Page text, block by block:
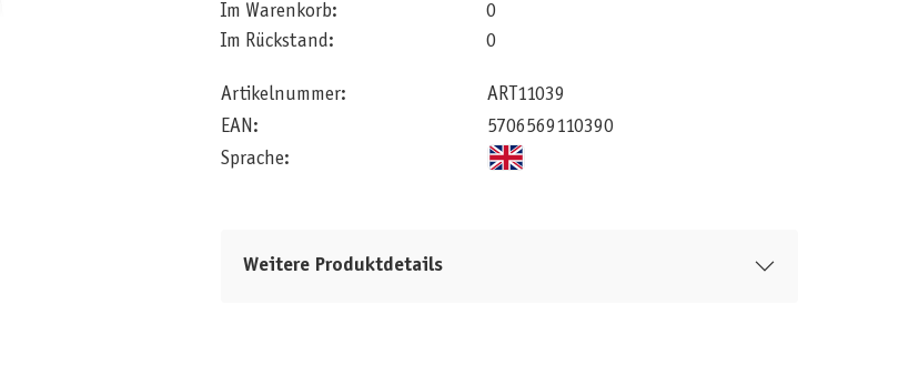
Im Warenkorb:
0
Im Rückstand:
0
Artikelnummer:
ART11039
EAN:
5706569110390
Sprache:
Weitere Produktdetails